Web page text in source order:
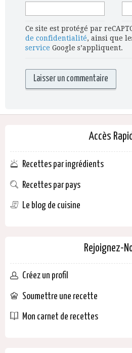
Ce site est protégé par
de confidentialité, ainsi que
service Google s’appliquent.
Accès
Recettes par ingrédients
Recettes par pays
Le blog de cuisine
Rejoignez-
Créez un profil
Soumettre une recette
Mon carnet de recettes